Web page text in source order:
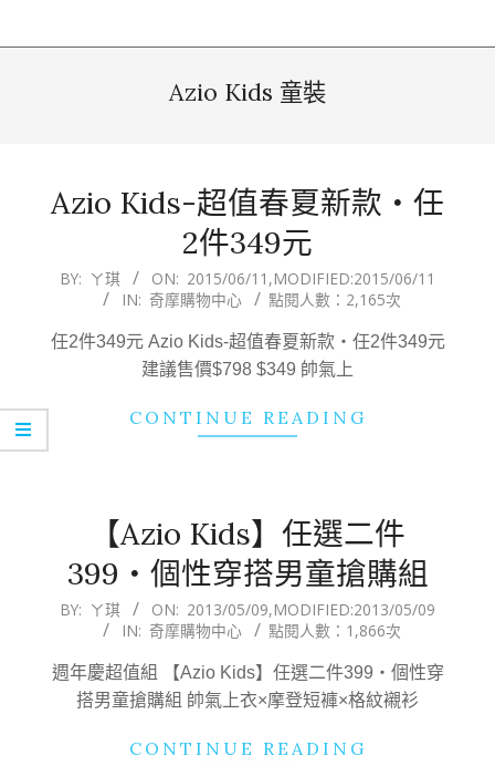
Azio Kids 童裝
Azio Kids-超值春夏新款‧任
2件349元
2015-
11
BY: ㄚ琪 ON: 2015/06/11 ,MODIFIED:2015/06/11
IN: 奇摩購物中心 點閱人數：2,165次
任2件349元 Azio Kids-超值春夏新款‧任2件349元
建議售價$798 $349 帥氣上
CONTINUE READING
【Azio Kids】任選二件
399‧個性穿搭男童搶購組
2013-
09
BY: ㄚ琪 ON: 2013/05/09,MODIFIED:2013/05/09
IN: 奇摩購物中心 點閱人數：1,866次
週年慶超值組 【Azio Kids】任選二件399‧個性穿
搭男童搶購組 帥氣上衣×摩登短褲×格紋襯衫
CONTINUE READING